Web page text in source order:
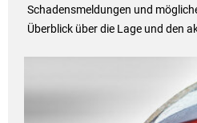
Schadensmeldungen und
Überblick über die Lage und den